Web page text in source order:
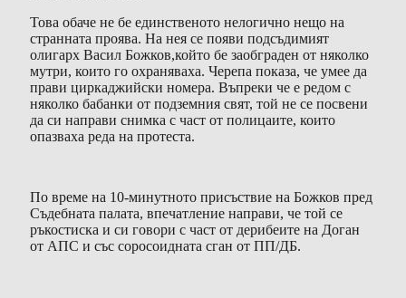
Това обаче не бе единственото нелогично нещо на
странната проява. На нея се появи подсъдимият
олигарх Васил Божков,който бе заобграден от няколко
мутри, които го охраняваха. Черепа показа, че умее да
прави циркаджийски номера. Въпреки че е редом с
няколко бабанки от подземния свят, той не се посвени
да си направи снимка с част от полицаите, които
опазваха реда на протеста.
По време на 10-минутното присъствие на Божков пред
Съдебната палата, впечатление направи, че той се
ръкостиска и си говори с част от дерибеите на Доган
от АПС и със соросоидната сган от ПП/ДБ.